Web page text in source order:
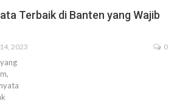
Terbaik di Banten yang Wajib
2023 0